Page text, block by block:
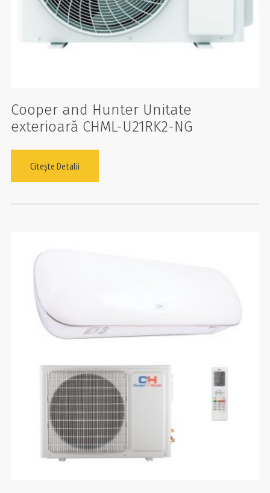
Cooper and Hunter Unitate
exterioară CHML-U21RK2-NG
Citește Detalii